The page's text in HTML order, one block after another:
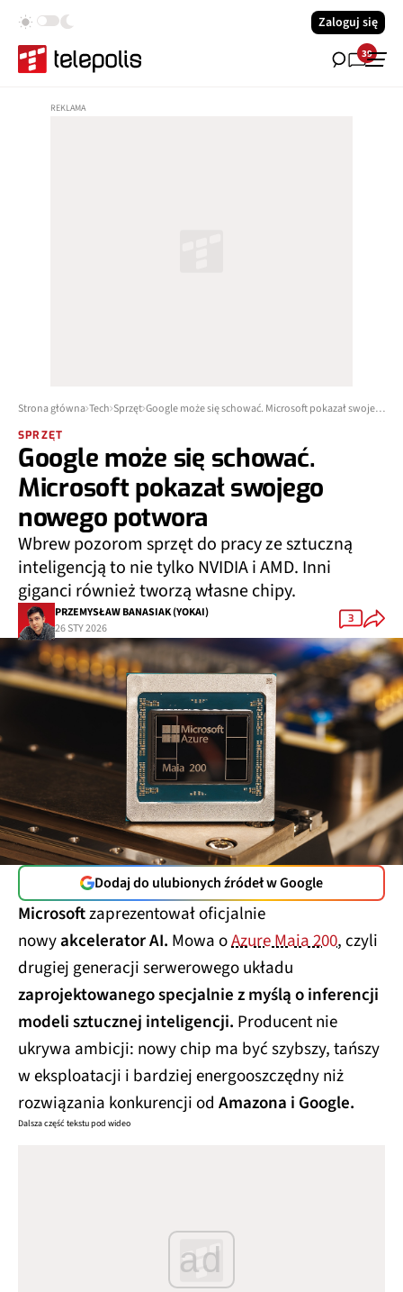
Zaloguj się
39
Strona główna Tech Sprzęt Google może się schować. Microsoft pokazał swojego nowego potwora
SPRZĘT
Google może się schować.
Microsoft pokazał swojego
nowego potwora
Wbrew pozorom sprzęt do pracy ze sztuczną
inteligencją to nie tylko NVIDIA i AMD. Inni
giganci również tworzą własne chipy.
PRZEMYSŁAW BANASIAK (YOKAI)
26 STY 2026
3
Dodaj do ulubionych źródeł w Google
Microsoftzaprezentował oficjalnie
nowyakcelerator AI. Mowa oAzure Maia 200, czyli
drugiej generacji serwerowego układu
zaprojektowanego specjalnie z myślą o inferencji
modeli sztucznej inteligencji. Producent nie
ukrywa ambicji: nowy chip ma być szybszy, tańszy
w eksploatacji i bardziej energooszczędny niż
rozwiązania konkurencji od Amazona i Google.
Dalsza część tekstu pod wideo
ad